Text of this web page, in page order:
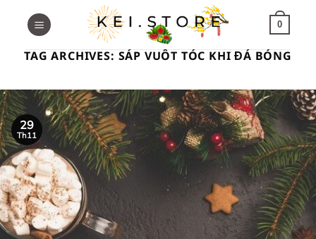
0
TAG ARCHIVES: SÁP VUỐT TÓC KHI ĐÁ BÓNG
29
Th11